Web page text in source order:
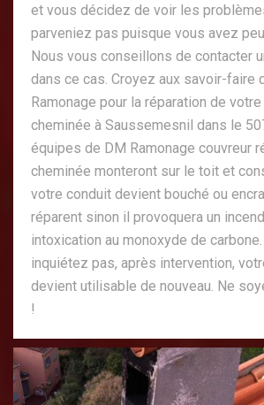
et vous décidez de voir les
parveniez pas puisque vous avez
Nous vous conseillons de contacter
dans ce cas. Croyez aux savoir-faire
Ramonage pour la réparation de
cheminée à Saussemesnil dans le
équipes de DM Ramonage couvreur
cheminée monteront sur le toit et
votre conduit devient bouché ou
réparent sinon il provoquera un
intoxication au monoxyde de
inquiétez pas, après intervention,
devient utilisable de nouveau. Ne
!